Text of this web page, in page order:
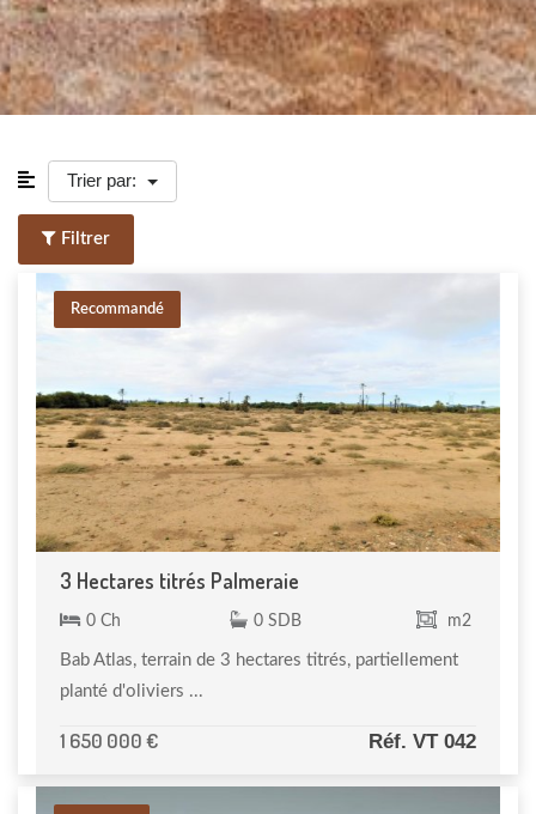
Trier par:
Filtrer
Recommandé
3 Hectares titrés Palmeraie
0 Ch 0 SDB m2
Bab Atlas, terrain de 3 hectares titrés, partiellement
planté d'oliviers ...
1 650 000 € Réf. VT 042